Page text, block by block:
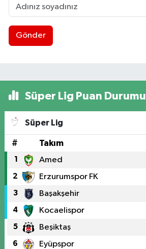
Gönder
Süper Lig Puan Durumu
Süper Lig
# Takım
1 Amed
2 Erzurumspor FK
3 Başakşehir
4 Kocaelispor
5 Beşiktaş
6 Eyüpspor